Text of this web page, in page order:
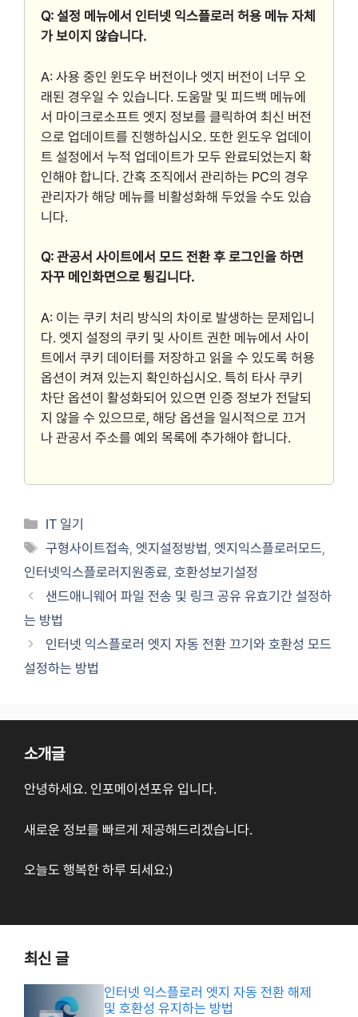
Q: 설정 메뉴에서 인터넷 익스플로러 허용 메뉴 자체
가 보이지 않습니다.
A: 사용 중인 윈도우 버전이나 엣지 버전이 너무 오
래된 경우일 수 있습니다. 도움말 및 피드백 메뉴에
서 마이크로소프트 엣지 정보를 클릭하여 최신 버전
으로 업데이트를 진행하십시오. 또한 윈도우 업데이
트 설정에서 누적 업데이트가 모두 완료되었는지 확
인해야 합니다. 간혹 조직에서 관리하는 PC의 경우
관리자가 해당 메뉴를 비활성화해 두었을 수도 있습
니다.
Q: 관공서 사이트에서 모드 전환 후 로그인을 하면
자꾸 메인화면으로 튕깁니다.
A: 이는 쿠키 처리 방식의 차이로 발생하는 문제입니
다. 엣지 설정의 쿠키 및 사이트 권한 메뉴에서 사이
트에서 쿠키 데이터를 저장하고 읽을 수 있도록 허용
옵션이 켜져 있는지 확인하십시오. 특히 타사 쿠키
차단 옵션이 활성화되어 있으면 인증 정보가 전달되
지 않을 수 있으므로, 해당 옵션을 일시적으로 끄거
나 관공서 주소를 예외 목록에 추가해야 합니다.
Categories
IT 일기
Tags
구형사이트접속,엣지설정방법,엣지익스플로러모드,
인터넷익스플로러지원종료, 호환성보기설정
샌드애니웨어 파일 전송 및 링크 공유 유효기간 설정하
는 방법
인터넷 익스플로러 엣지 자동 전환 끄기와 호환성 모드
설정하는 방법
소개글
안녕하세요. 인포메이션포유 입니다.
새로운 정보를 빠르게 제공해드리겠습니다.
오늘도 행복한 하루 되세요:)
최신 글
인터넷 익스플로러 엣지 자동 전환 해제
및 호환성 유지하는 방법